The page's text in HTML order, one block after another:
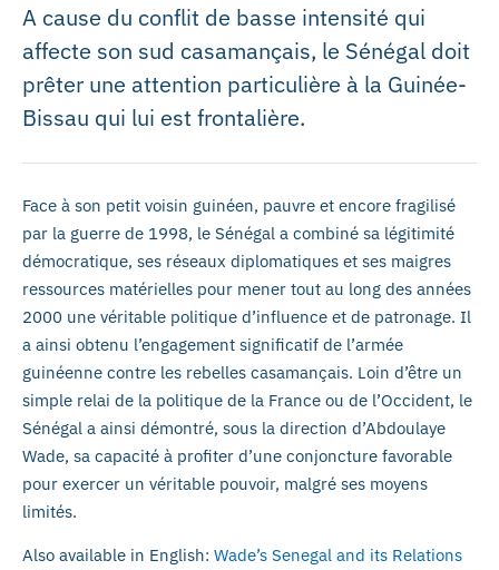
A cause du conflit de basse intensité qui
affecte son sud casamançais, le Sénégal doit
prêter une attention particulière à la Guinée-
Bissau qui lui est frontalière.
Face à son petit voisin guinéen, pauvre et encore fragilisé
par la guerre de 1998, le Sénégal a combiné sa légitimité
démocratique, ses réseaux diplomatiques et ses maigres
ressources matérielles pour mener tout au long des années
2000 une véritable politique d’influence et de patronage. Il
a ainsi obtenu l’engagement significatif de l’armée
guinéenne contre les rebelles casamançais. Loin d’être un
simple relai de la politique de la France ou de l’Occident, le
Sénégal a ainsi démontré, sous la direction d’Abdoulaye
Wade, sa capacité à profiter d’une conjoncture favorable
pour exercer un véritable pouvoir, malgré ses moyens
limités.
Also available in English: Wade’s Senegal and its Relations